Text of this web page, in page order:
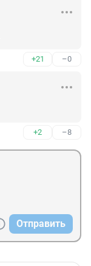
+21 –0
+2 –8
Отправить